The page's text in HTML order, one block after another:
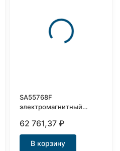
SA55768F
электромагнитный
62 761,37₽
В корзину